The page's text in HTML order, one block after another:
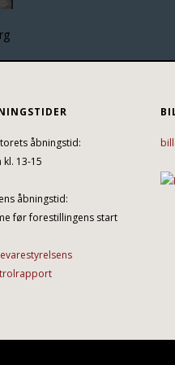
åbningstid:
kl. 13-15
åbningstid:
før forestillingens start